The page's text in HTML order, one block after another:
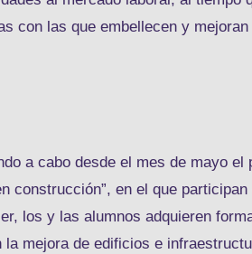
con las que embellecen y
a cabo desde el mes de mayo
construcción”, en el que
los y las alumnos adquieren
la mejora de edificios e